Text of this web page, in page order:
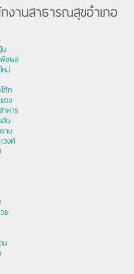
งานสาธารณสุขอำเภอ
ชผล
หม่
ก้ก
ดง
หาร
บ
าบ
วงศ์
ย
ม